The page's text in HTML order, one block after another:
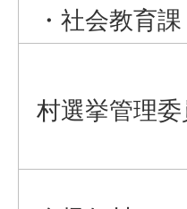
・社会教育課
村選挙管理